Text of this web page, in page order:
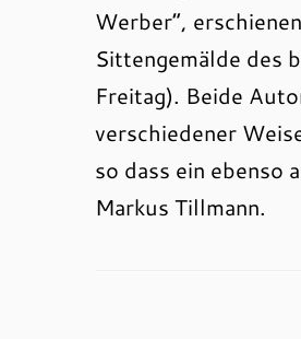
Werber“,
Sittengemälde des
Freitag). Beide
verschiedener
so dass ein ebenso
Markus Tillmann.